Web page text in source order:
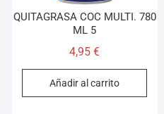
QUITAGRASA COC MULTI. 780
ML 5
4,95€
Añadir al carrito